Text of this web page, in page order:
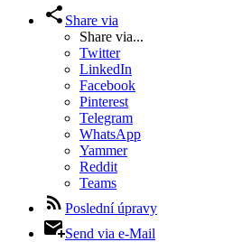
Share via
Share via...
Twitter
LinkedIn
Facebook
Pinterest
Telegram
WhatsApp
Yammer
Reddit
Teams
Poslední úpravy
Send via e-Mail